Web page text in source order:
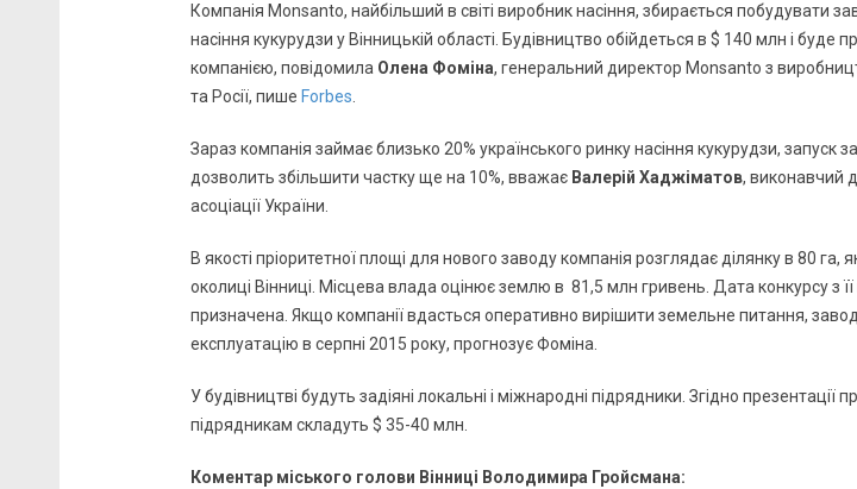
Компанія Monsanto, найбільший в світі виробник насіння, збирається побудувати
насіння кукурудзи у Вінницькій області. Будівництво обійдеться в $ 140 млн і буде
компанією, повідомила Олена Фоміна, генеральний директор Monsanto з
та Росії, пише Forbes
Зараз компанія займає близько 20% українського ринку насіння кукурудзи, запуск
дозволить збільшити частку ще на 10%, вважає Валерій Хаджіматов, виконавчий
асоціації України.
В якості пріоритетної площі для нового заводу компанія розглядає ділянку в 80 га,
околиці Вінниці. Місцева влада оцінює землю в 81,5 млн гривень. Дата конкурсу з
призначена. Якщо компанії вдасться оперативно вирішити земельне питання,
експлуатацію в серпні 2015 року, прогнозує Фоміна.
У будівництві будуть задіяні локальні і міжнародні підрядники. Згідно презентації
підрядникам складуть $ 35-40 млн.
Коментар міського голови Вінниці Володимира Гройсмана: